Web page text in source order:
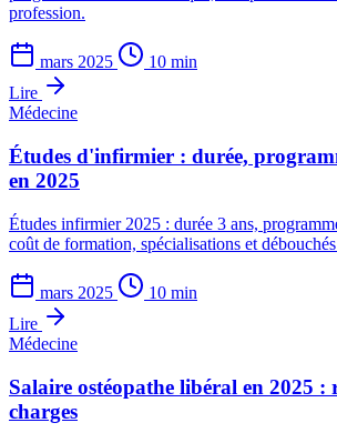
profession.
mars 2025
10 min
Lire
Médecine
Études d'infirmier : durée,
en 2025
Études infirmier 2025 : durée 3 ans,
coût de formation, spécialisations et
mars 2025
10 min
Lire
Médecine
Salaire ostéopathe libéral en 2025 :
charges